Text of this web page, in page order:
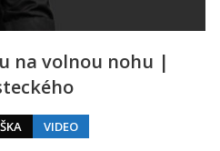
na volnou nohu |
VIDEO